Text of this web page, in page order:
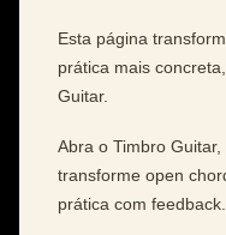
Esta página
prática mais
Guitar.
Abra o Timbro
transforme open
prática com feedback.